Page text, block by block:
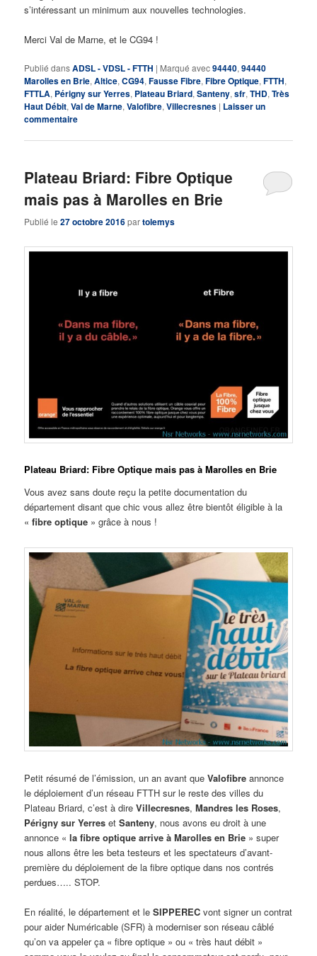
s’intéressant un minimum aux nouvelles technologies.
Merci Val de Marne, et le CG94 !
Publié dansADSL - VDSL - FTTH | Marqué avec94440,94440
Marolles en Brie,Altice,CG94,Fausse Fibre,Fibre Optique,FTTH,
FTTLA, Périgny sur Yerres, Plateau Briard,Santeny,sfr,THD,Très
Haut Débit,Val de Marne,Valofibre,Villecresnes | Laisser un
commentaire
Plateau Briard: Fibre Optique
mais pas à Marolles en Brie
Publié le27 octobre 2016partolemys
Plateau Briard: Fibre Optique mais pas à Marolles en Brie
Vous avez sans doute reçu la petite documentation du
département disant que chic vous allez être bientôt éligible à la
«fibre optique » grâce à nous !
Petit résumé de l’émission, un an avant queValofibre annonce
le déploiement d’un réseau FTTH sur le reste des villes du
Plateau Briard, c’est à direVillecresnes,Mandres les Roses,
Périgny sur Yerres etSanteny, nous avons eu droit à une
annonce «la fibre optique arrive à Marolles en Brie » super
nous allons être les beta testeurs et les spectateurs d’avant-
première du déploiement de la fibre optique dans nos contrés
perdues….. STOP.
En réalité, le département et leSIPPEREC vont signer un contrat
pour aider Numéricable (SFR) à moderniser son réseau câblé
qu’on va appeler ça « fibre optique » ou « très haut débit »